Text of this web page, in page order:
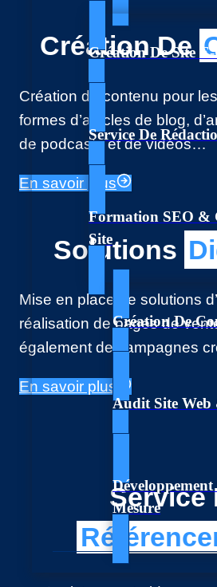
Création De Site
Service De
Formation SEO &
Site
Création De
Audit Site Web
Développement
Mesure
Création De
Création de contenu pour
formes d’articles de blog,
de podcasts et de vidéos…
En savoir plus
Solutions
Mise en place de solutions
réalisation de pages de
également de campagnes
En savoir plus
Service